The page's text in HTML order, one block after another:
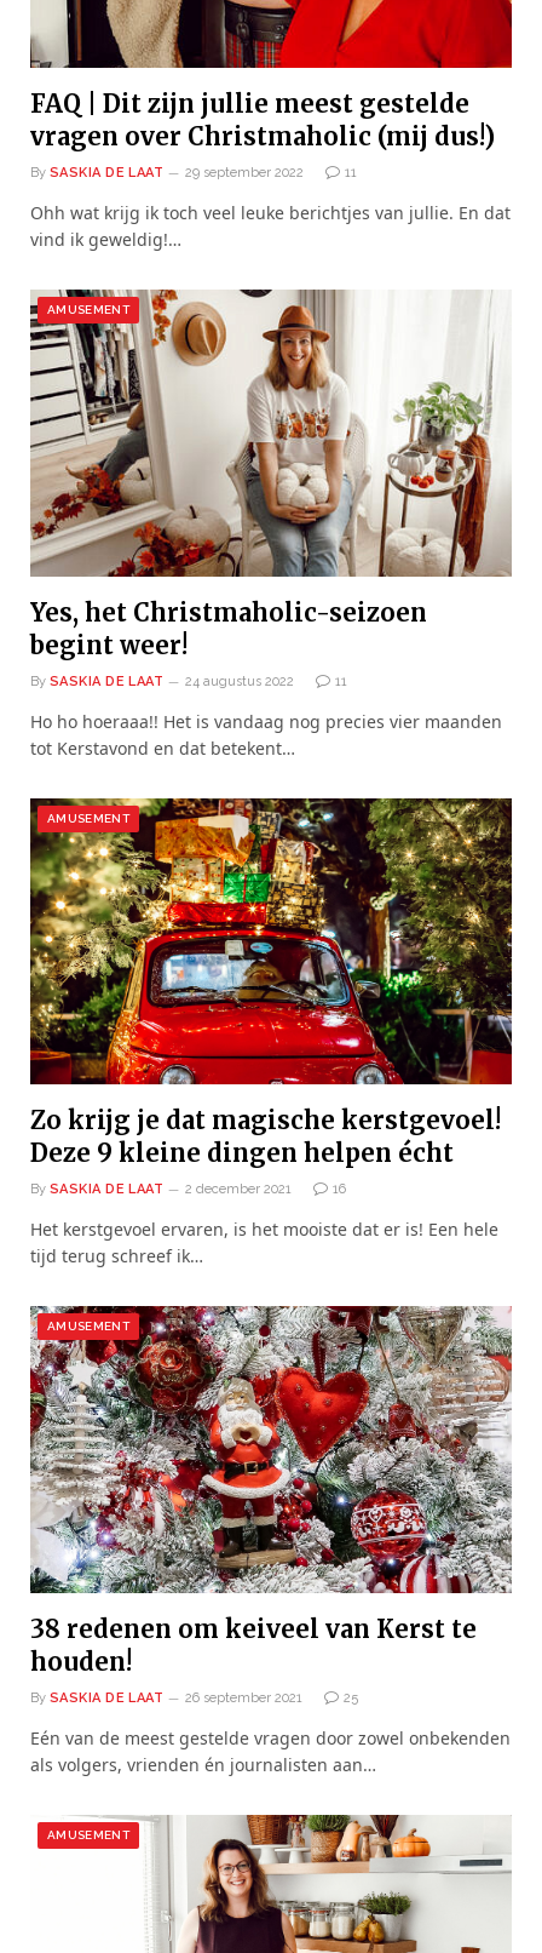
FAQ | Dit zijn jullie meest gestelde
vragen over Christmaholic (mij dus!)
By SASKIA DE LAAT 29 september 2022 11
Ohh wat krijg ik toch veel leuke berichtjes van jullie. En dat
vind ik geweldig!…
AMUSEMENT
Yes, het Christmaholic-seizoen
begint weer!
By SASKIA DE LAAT 24 augustus 2022 11
Ho ho hoeraaa!! Het is vandaag nog precies vier maanden
tot Kerstavond en dat betekent…
AMUSEMENT
Zo krijg je dat magische kerstgevoel!
Deze 9 kleine dingen helpen écht
By SASKIA DE LAAT 2 december 2021 16
Het kerstgevoel ervaren, is het mooiste dat er is! Een hele
tijd terug schreef ik…
AMUSEMENT
38 redenen om keiveel van Kerst te
houden!
By SASKIA DE LAAT 26 september 2021 25
Eén van de meest gestelde vragen door zowel onbekenden
als volgers, vrienden én journalisten aan…
AMUSEMENT